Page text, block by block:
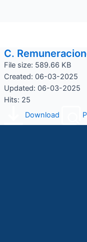
C.
File size: 589.66 KB
Created: 06-03-2025
Updated: 06-03-2025
Hits: 25
Download